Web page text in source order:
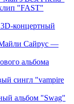
"FAST"
концертный
Майли Сайрус —
альбома
сингл "vampire
альбом "Swag"